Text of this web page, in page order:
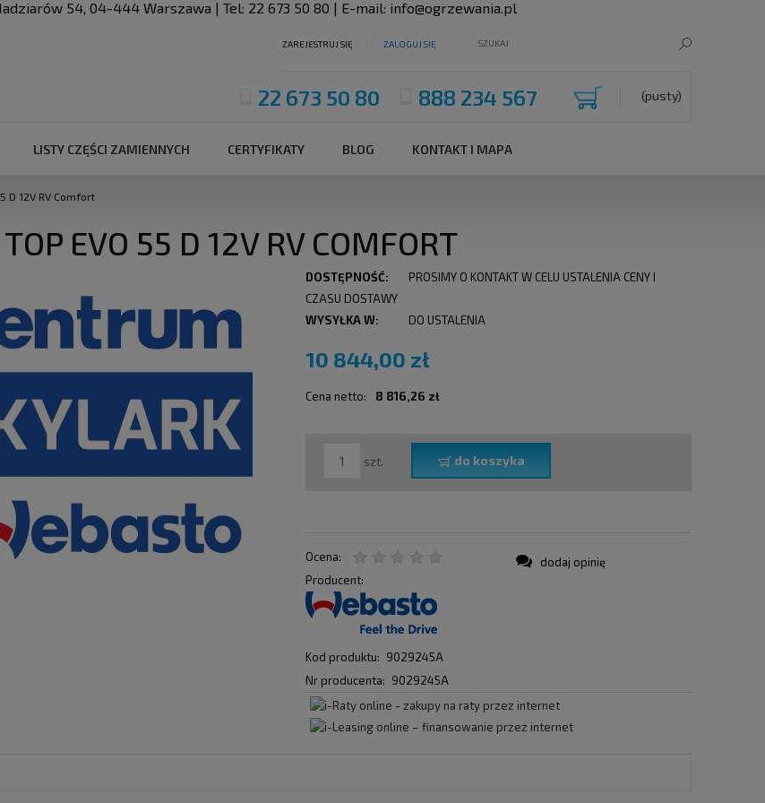
54, 04-444 Warszawa | Tel: 22 673 50 80 | E-mail: info@ogrzewania.pl
ZAREJESTRUJ SIĘ ZALOGUJ SIĘ
(pusty)
22 673 50 80 888 234 567
LISTY CZĘŚCI ZAMIENNYCH CERTYFIKATY BLOG KONTAKT I MAPA
D 12V RV Comfort
EVO 55 D 12V RV COMFORT
DOSTĘPNOŚĆ:
PROSIMY O KONTAKT W CELU USTALENIA CENY I
CZASU DOSTAWY
WYSYŁKA W:
DO USTALENIA
10 844,00 zł
Cena netto: 8 816,26 zł
szt. do koszyka
Ocena:
Producent:
Kod produktu: 9029245A
Nr producenta: 9029245A
dodaj opinię